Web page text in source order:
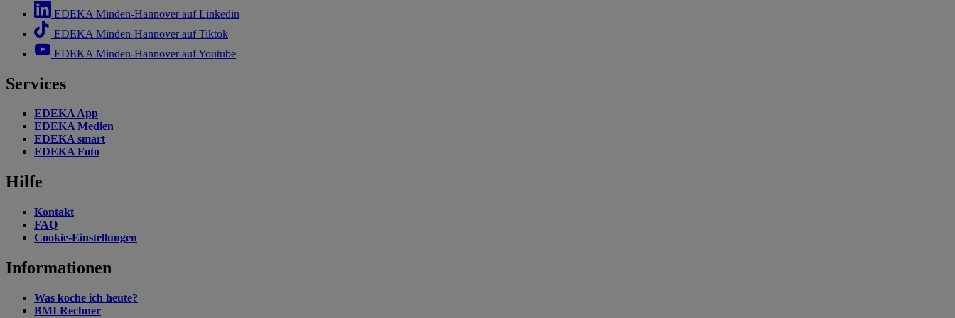
EDEKA Minden-Hannover auf Linkedin
EDEKA Minden-Hannover auf Tiktok
EDEKA Minden-Hannover auf Youtube
Services
EDEKA App
EDEKA Medien
EDEKA smart
EDEKA Foto
Hilfe
Kontakt
FAQ
Cookie-Einstellungen
Informationen
Was koche ich heute?
BMI Rechner